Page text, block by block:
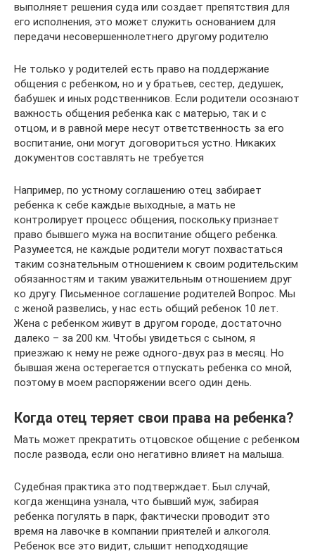
выполняет решения суда или создает препятствия для
его исполнения, это может служить основанием для
передачи несовершеннолетнего другому родителю
Не только у родителей есть право на поддержание
общения с ребенком, но и у братьев, сестер, дедушек,
бабушек и иных родственников. Если родители осознают
важность общения ребенка как с матерью, так и с
отцом, и в равной мере несут ответственность за его
воспитание, они могут договориться устно. Никаких
документов составлять не требуется
Например, по устному соглашению отец забирает
ребенка к себе каждые выходные, а мать не
контролирует процесс общения, поскольку признает
право бывшего мужа на воспитание общего ребенка.
Разумеется, не каждые родители могут похвастаться
таким сознательным отношением к своим родительским
обязанностям и таким уважительным отношением друг
ко другу. Письменное соглашение родителей Вопрос. Мы
с женой развелись, у нас есть общий ребенок 10 лет.
Жена с ребенком живут в другом городе, достаточно
далеко – за 200 км. Чтобы увидеться с сыном, я
приезжаю к нему не реже одного-двух раз в месяц. Но
бывшая жена остерегается отпускать ребенка со мной,
поэтому в моем распоряжении всего один день.
Когда отец теряет свои права на ребенка?
Мать может прекратить отцовское общение с ребенком
после развода, если оно негативно влияет на малыша.
Судебная практика это подтверждает. Был случай,
когда женщина узнала, что бывший муж, забирая
ребенка погулять в парк, фактически проводит это
время на лавочке в компании приятелей и алкоголя.
Ребенок все это видит, слышит неподходящие